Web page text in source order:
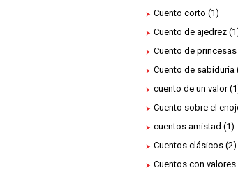
Cuento corto (1)
Cuento de ajedrez
Cuento de princesas
Cuento de sabiduría
cuento de un valor
Cuento sobre el
cuentos amistad (1)
Cuentos clásicos (2)
Cuentos con valores